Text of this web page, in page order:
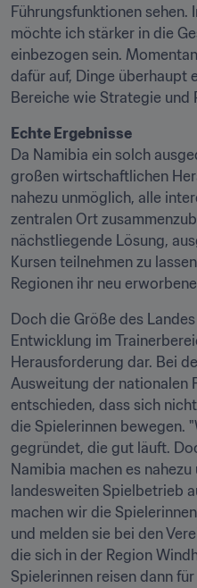
Führungsfunktionen
möchte ich stärker in die
einbezogen sein.
dafür auf, Dinge überhaupt
Bereiche wie Strategie und
Echte Ergebnisse
Da Namibia ein solch
großen wirtschaftlichen
nahezu unmöglich, alle
zentralen Ort
nächstliegende Lösung,
Kursen teilnehmen zu
Regionen ihr neu
Doch die Größe des
Entwicklung im
Herausforderung dar. Bei
Ausweitung der nationalen
entschieden, dass sich
die Spielerinnen bewegen.
gegründet, die gut läuft.
Namibia machen es
landesweiten Spielbetrieb
machen wir die
und melden sie bei den
die sich in der Region
Spielerinnen reisen dann